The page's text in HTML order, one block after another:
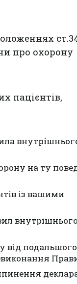
про охорону
пацієнтів,
на ту
із вашими
від подальшого